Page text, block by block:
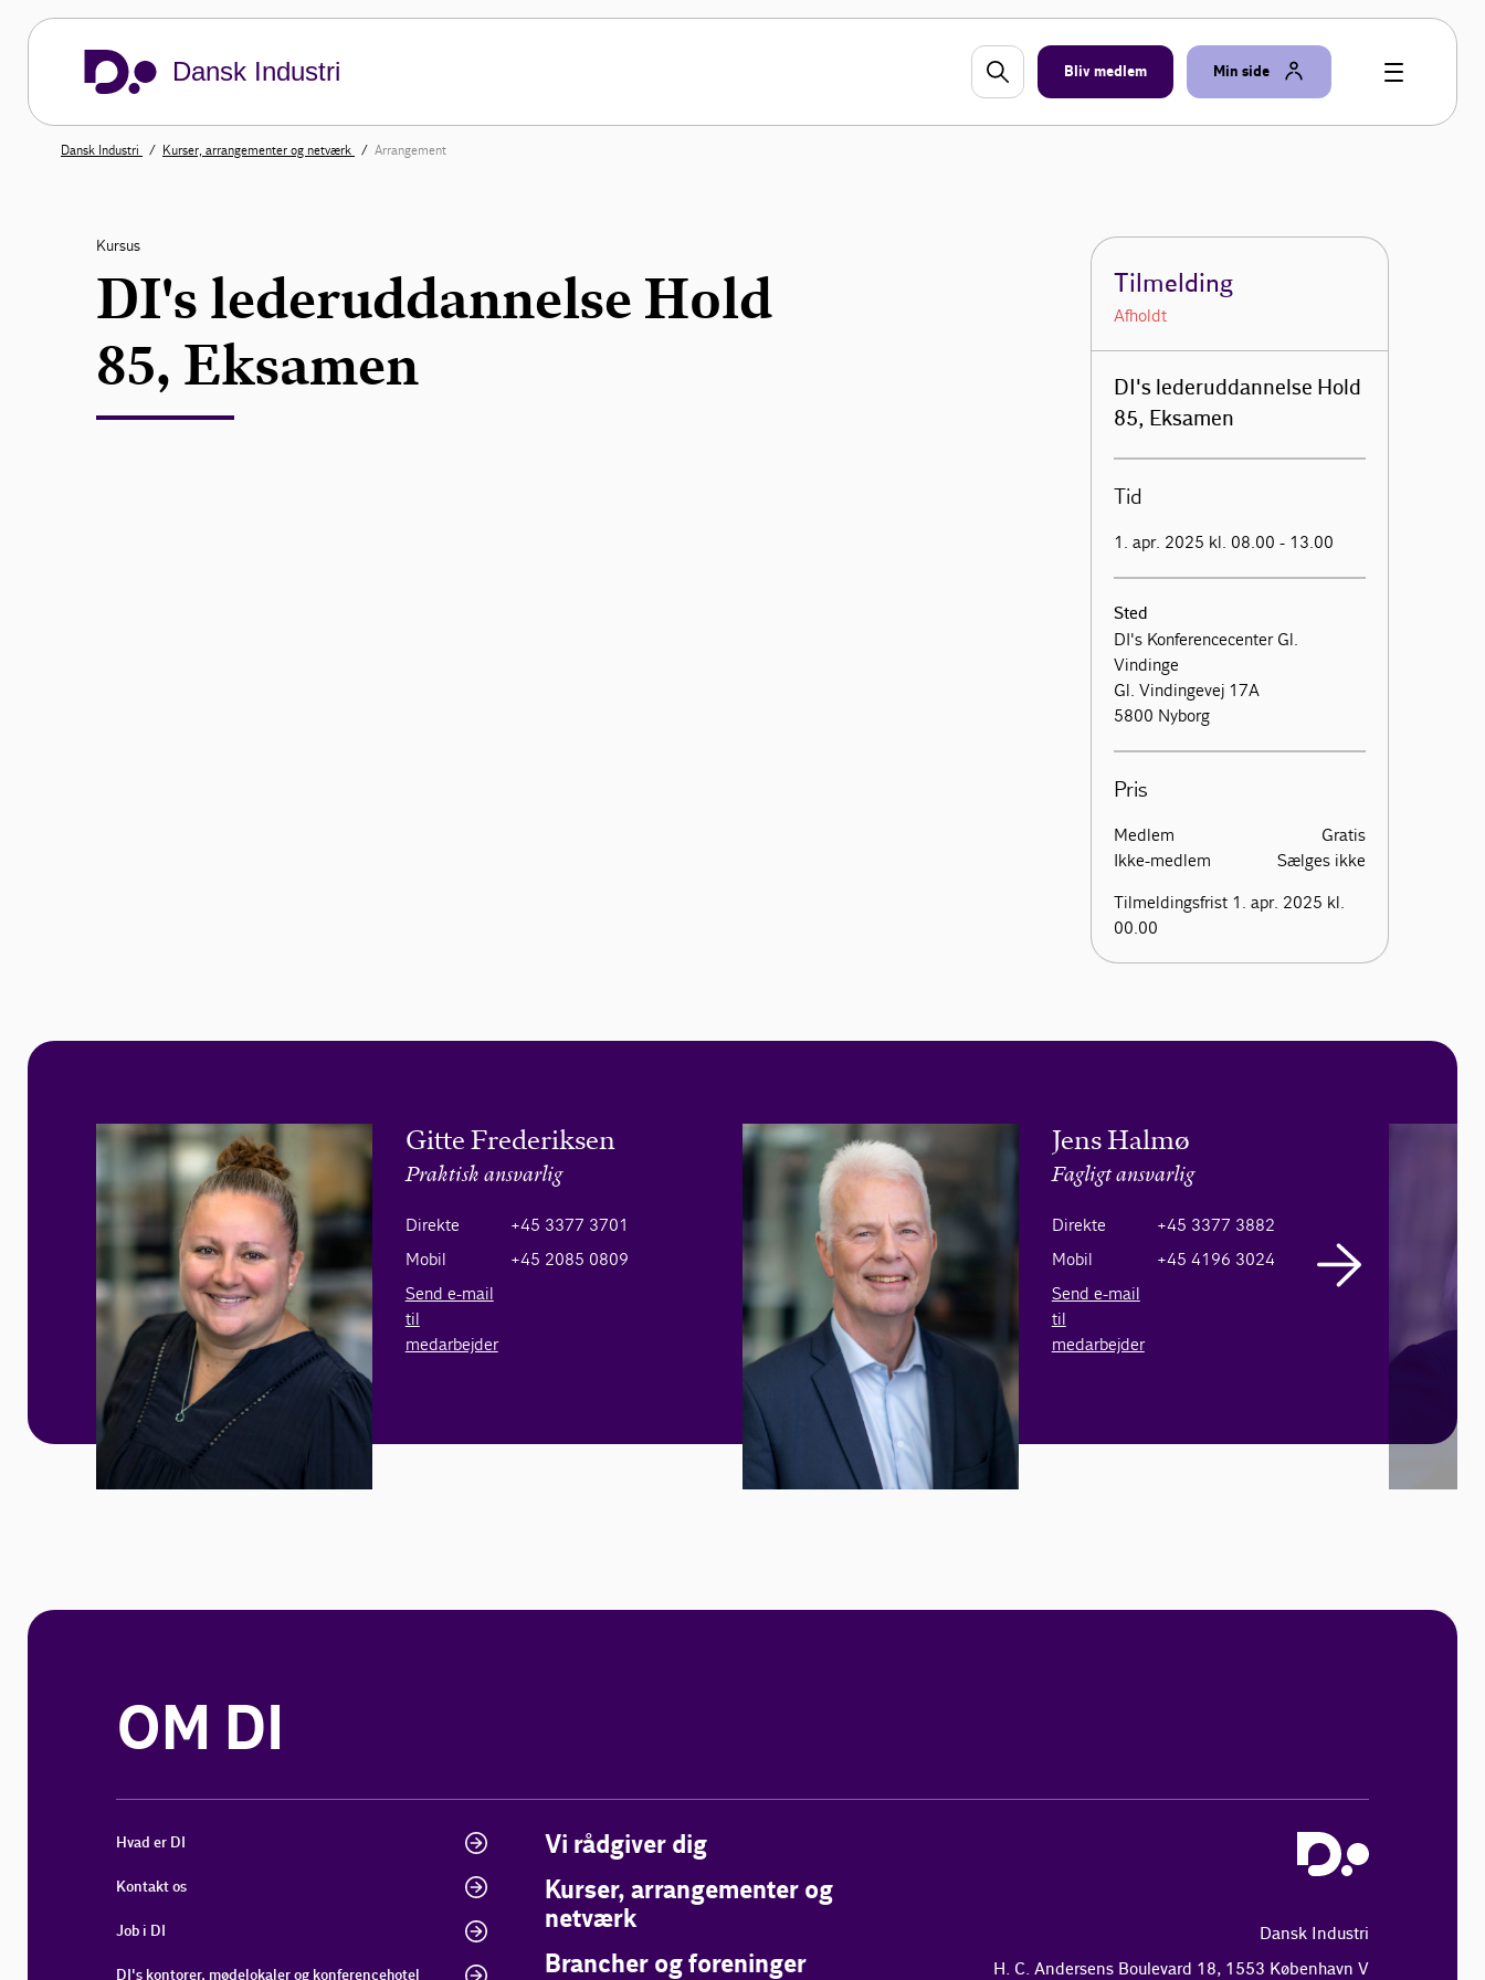
Dansk Industri Bliv medlem Min side
Dansk Industri Kurser, arrangementer og netværk Arrangement
Kursus
DI's lederuddannelse Hold
85, Eksamen
Tilmelding
Afholdt
DI's lederuddannelse Hold
85, Eksamen
Tid
1. apr. 2025 kl. 08.00 - 13.00
Sted
DI's Konferencecenter Gl.
Vindinge
Gl. Vindingevej 17A
5800 Nyborg
Pris
Medlem
Gratis
Ikke-medlem
Sælges ikke
Tilmeldingsfrist 1. apr. 2025 kl.
00.00
Gitte Frederiksen
Praktisk ansvarlig
Direkte
+45 3377 3701
Mobil
+45 2085 0809
Send e-mail
til
medarbejder
Jens Halmø
Fagligt ansvarlig
Direkte
+45 3377 3882
Mobil
+45 4196 3024
Send e-mail
til
medarbejder
OM DI
Hvad er DI
Kontakt os
Job i DI
DI's kontorer, mødelokaler og konferencehotel
Vi rådgiver dig
Kurser, arrangementer og
netværk
Brancher og foreninger
Dansk Industri
H. C. Andersens Boulevard 18, 1553 København V